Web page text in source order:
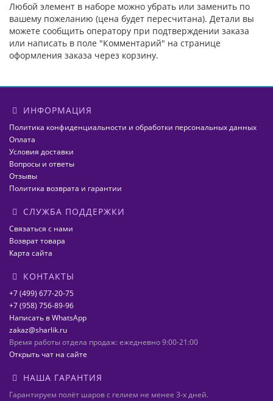
Любой элемент в наборе можно убрать или заменить по
вашему пожеланию (цена будет пересчитана). Детали вы
можете сообщить оператору при подтверждении заказа
или написать в поле "Комментарий" на странице
оформления заказа через корзину.
ИНФОРМАЦИЯ
Политика конфиденциальности и обработки персональных данных
Оплата
Условия доставки
Вопросы и ответы
Отзывы
Политика возврата и гарантии
СЛУЖБА ПОДДЕРЖКИ
Связаться с нами
Возврат товара
Карта сайта
КОНТАКТЫ
+7 (499) 677-20-75
+7 (958) 756-89-96
Написать в WhatsApp
zakaz@sharlik.ru
Время работы отдела продаж: ежедневно 9:00-21:00
Открыть чат на сайте
НАША ГАРАНТИЯ
Гарантируем полёт шаров с гелием не менее 3-х дней.